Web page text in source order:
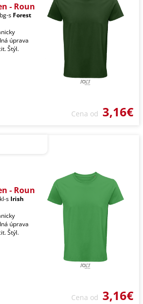
- Roun
s Forest
úprava
Štýl.
Cena od 3,16€
- Roun
s Irish
úprava
Štýl.
Cena od 3,16€